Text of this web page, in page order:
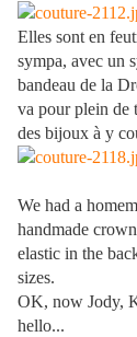
Elles sont en
sympa, avec un
bandeau de la
va pour plein de
des bijoux à y
We had a
handmade
elastic in the
sizes.
OK, now Jody,
hello...